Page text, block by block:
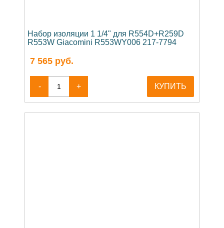
Набор изоляции 1 1/4" для R554D+R259D
R553W Giacomini R553WY006 217-7794
7 565 руб.
- + КУПИТЬ